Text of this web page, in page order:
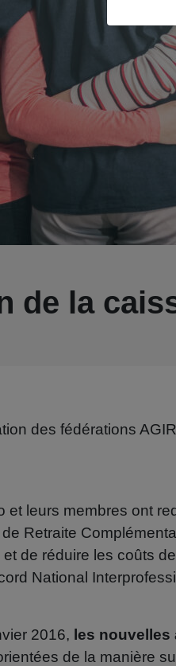
de la
des fédérations
et leurs membres ont
Retraite
et de réduire les coûts
National
2016, les nouvelles
de la manière